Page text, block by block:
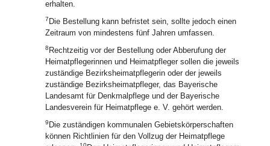
erhalten.
7 Die Bestellung kann befristet sein, sollte jedoch einen
Zeitraum von mindestens fünf Jahren umfassen.
8 Rechtzeitig vor der Bestellung oder Abberufung der
Heimatpflegerinnen und Heimatpfleger sollen die jeweils
zuständige Bezirksheimatpflegerin oder der jeweils
zuständige Bezirksheimatpfleger, das Bayerische
Landesamt für Denkmalpflege und der Bayerische
Landesverein für Heimatpflege e. V. gehört werden.
9 Die zuständigen kommunalen Gebietskörperschaften
können Richtlinien für den Vollzug der Heimatpflege